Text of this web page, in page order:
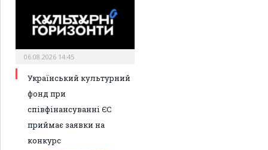
06.08.2026 14:45
Український культурний
фонд при
співфінансуванні ЄС
приймає заявки на
конкурс